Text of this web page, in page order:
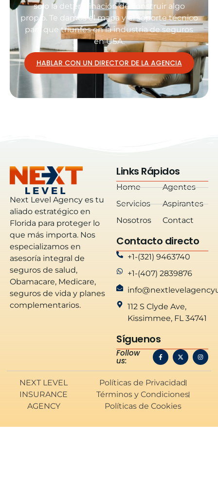
solo la determinación de construir algo
propio. Te damos el mapa y el soporte técnico
para que triunfes en la industria de seguros
en USA.
HABLAR CON UN DIRECTOR DE LA AGENCIA
Next Level Agency es tu
aliado estratégico en
Florida para proteger lo
que más importa. Nos
especializamos en
asesoría integral de
seguros de salud,
Obamacare, Medicare,
seguros de vida y planes
complementarios.
Links Rápidos
Home
Servicios
Nosotros
Agentes
Aspirantes
Contact
Contacto directo
+1-(321) 9463740
+1-(407) 2839876
112 S Clyde Ave,
Kissimmee, FL 34741
Síguenos
Follow
us:
NEXT LEVEL
INSURANCE
AGENCY
Políticas de Privacidad
Términos y Condiciones
Políticas de Cookies